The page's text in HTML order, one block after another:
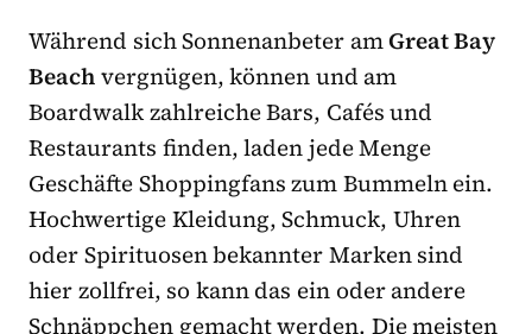
Während sich Sonnenanbeter amGreat Bay
Beachvergnügen, können und am
Boardwalk zahlreiche Bars, Cafés und
Restaurants finden, laden jede Menge
Geschäfte Shoppingfans zum Bummeln ein.
Hochwertige Kleidung, Schmuck, Uhren
oder Spirituosen bekannter Marken sind
hier zollfrei, so kann das ein oder andere
Schnäppchen gemacht werden. Die meisten